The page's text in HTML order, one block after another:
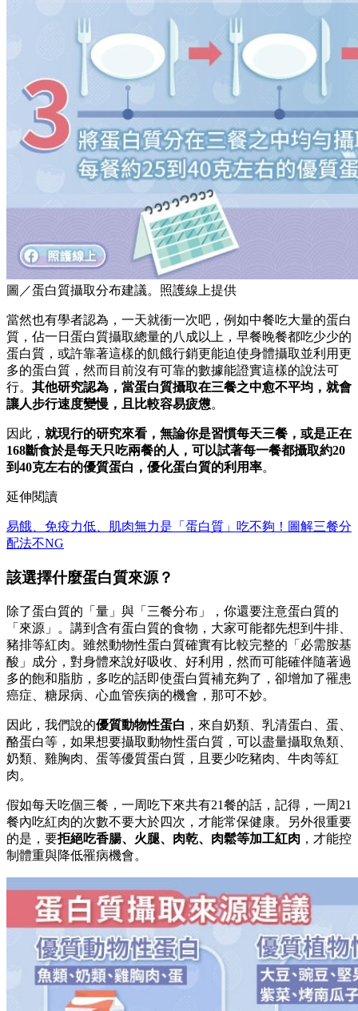
圖／蛋白質攝取分布建議。照護線上提供
當然也有學者認為，一天就衝一次吧，例如中餐吃大量的蛋白
質，佔一日蛋白質攝取總量的八成以上，早餐晚餐都吃少少的
蛋白質，或許靠著這樣的飢餓行銷更能迫使身體攝取並利用更
多的蛋白質，然而目前沒有可靠的數據能證實這樣的說法可
行。 其他研究認為，當蛋白質攝取在三餐之中愈不平均，就會
讓人步行速度變慢，且比較容易疲憊。
因此， 就現行的研究來看，無論你是習慣每天三餐，或是正在
168斷食於是每天只吃兩餐的人，可以試著每一餐都攝取約20
到40克左右的優質蛋白，優化蛋白質的利用率。
延伸閱讀
易餓、免疫力低、肌肉無力是「蛋白質」吃不夠！圖解三餐分
配法不NG
該選擇什麼蛋白質來源？
除了蛋白質的「量」與「三餐分布」，你還要注意蛋白質的
「來源」。講到含有蛋白質的食物，大家可能都先想到牛排、
豬排等紅肉。雖然動物性蛋白質確實有比較完整的「必需胺基
酸」成分，對身體來說好吸收、好利用，然而可能確伴隨著過
多的飽和脂肪，多吃的話即使蛋白質補充夠了，卻增加了罹患
癌症、糖尿病、心血管疾病的機會，那可不妙。
因此，我們說的優質動物性蛋白 ，來自奶類、乳清蛋白、蛋、
酪蛋白等，如果想要攝取動物性蛋白質，可以盡量攝取魚類、
奶類、雞胸肉、蛋等優質蛋白質，且要少吃豬肉、牛肉等紅
肉。
假如每天吃個三餐，一周吃下來共有21餐的話，記得，一周21
餐內吃紅肉的次數不要大於四次，才能常保健康。另外很重要
的是，要拒絕吃香腸、火腿、肉乾、肉鬆等加工紅肉 ，才能控
制體重與降低罹病機會。